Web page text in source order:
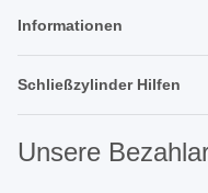
Informationen
Schließzylinder Hilfen
Unsere